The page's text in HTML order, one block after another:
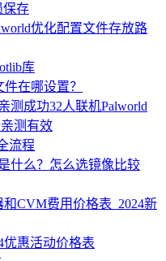
保存
优化配置文件存放路
库
在哪设置？
测成功32人联机Palworld
测有效
流程
什么？怎么选镜像比较
CVM费用价格表_2024新
优惠活动价格表